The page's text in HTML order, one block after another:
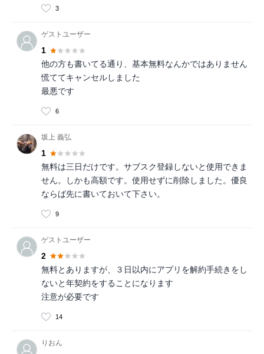
3
ゲストユーザー
1
他の方も書いてる通り、基本無料なんかではありません
慌ててキャンセルしました
最悪です
6
坂上 義弘
1
無料は三日だけです。サブスク登録しないと使用できま
せん。しかも高額です。使用せずに削除しました。優良
ならば先に書いておいて下さい。
9
ゲストユーザー
2
無料とありますが、３日以内にアプリを解約手続きをし
ないと年契約をすることになります
注意が必要です
14
りおん